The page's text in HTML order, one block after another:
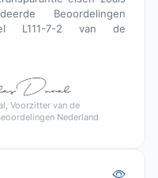
Beoordelingen
L111-7-2 van de
Voorzitter van de
Nederland